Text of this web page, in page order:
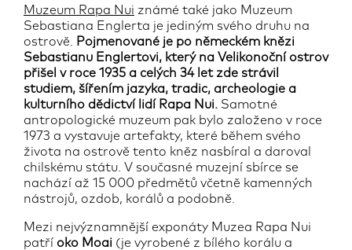
Muzeum Rapa Nui známé také jako Muzeum
Sebastiana Englerta je jediným svého druhu na
ostrově.
Pojmenované je po německém knězi
Sebastianu Englertovi, který na Velikonoční ostrov
přišel v roce 1935 a celých 34 let zde strávil
studiem, šířením jazyka, tradic, archeologie a
kulturního dědictví lidí Rapa Nui. Samotné
antropologické muzeum pak bylo založeno v roce
1973 a vystavuje artefakty, které během svého
života na ostrově tento kněz nasbíral a daroval
chilskému státu. V současné muzejní sbírce se
nachází až 15 000 předmětů včetně kamenných
nástrojů, ozdob, korálů a podobně.
Mezi nejvýznamnější exponáty Muzea Rapa Nui
patří oko Moai (je vyrobené z bílého korálu a